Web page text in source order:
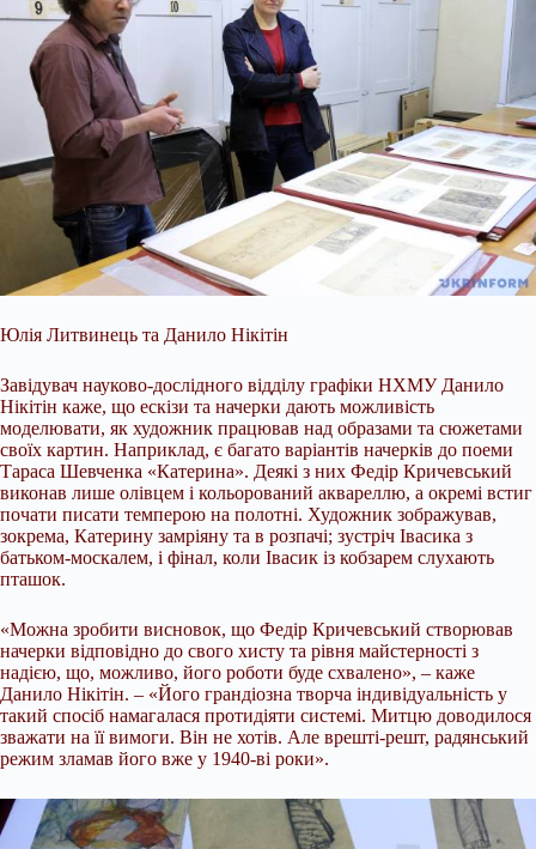
Юлія Литвинець та Данило Нікітін
Завідувач науково-дослідного відділу графіки НХМУ Данило
Нікітін каже, що ескізи та начерки дають можливість
моделювати, як художник працював над образами та сюжетами
своїх картин. Наприклад, є багато варіантів начерків до поеми
Тараса Шевченка «Катерина». Деякі з них Федір Кричевський
виконав лише олівцем і кольорований аквареллю, а окремі встиг
почати писати темперою на полотні. Художник зображував,
зокрема, Катерину замріяну та в розпачі; зустріч Івасика з
батьком-москалем, і фінал, коли Івасик із кобзарем слухають
пташок.
«Можна зробити висновок, що Федір Кричевський створював
начерки відповідно до свого хисту та рівня майстерності з
надією, що, можливо, його роботи буде схвалено», – каже
Данило Нікітін. – «Його грандіозна творча індивідуальність у
такий спосіб намагалася протидіяти системі. Митцю доводилося
зважати на її вимоги. Він не хотів. Але врешті-решт, радянський
режим зламав його вже у 1940-ві роки».